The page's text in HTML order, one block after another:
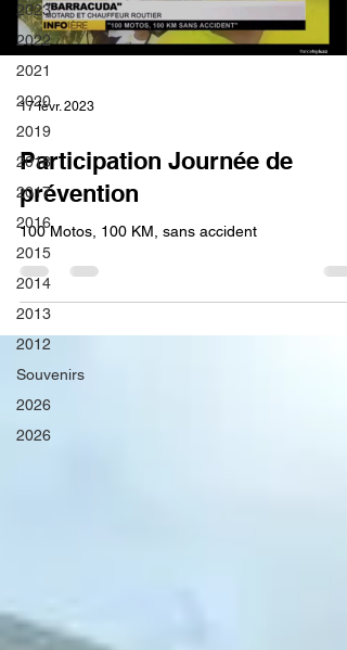
2023
2022
2021
2020
2019
2018
2017
2016
2015
2014
2013
2012
Souvenirs
2026
2026
17 févr. 2023
Participation Journée de
prévention
100 Motos, 100 KM, sans accident